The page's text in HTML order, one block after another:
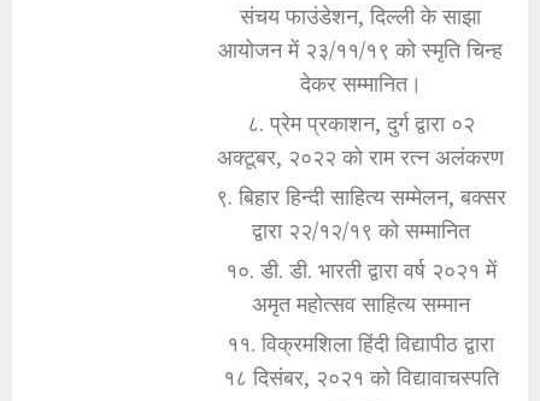
संचय फाउंडेशन, दिल्ली के साझा
आयोजन में २३/११/१९ को स्मृति चिन्ह
देकर सम्मानित।
८. प्रेम प्रकाशन, दुर्ग द्वारा ०२
अक्टूबर, २०२२ को राम रत्न अलंकरण
९. बिहार हिन्दी साहित्य सम्मेलन, बक्सर
द्वारा २२/१२/१९ को सम्मानित
१०. डी. डी. भारती द्वारा वर्ष २०२१ में
अमृत महोत्सव साहित्य सम्मान
११. विक्रमशिला हिंदी विद्यापीठ द्वारा
१८ दिसंबर, २०२१ को विद्यावाचस्पति